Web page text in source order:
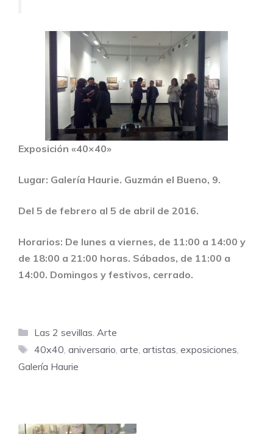
Exposición «40×40»
Lugar: Galería Haurie. Guzmán el Bueno, 9.
Del 5 de febrero al 5 de abril de 2016.
Horarios: De lunes a viernes, de 11:00 a 14:00 y
de 18:00 a 21:00 horas. Sábados, de 11:00 a
14:00. Domingos y festivos, cerrado.
Categorías
Las 2 sevillas. Arte
Etiquetas
40x40, aniversario, arte, artistas, exposiciones,
Galería Haurie